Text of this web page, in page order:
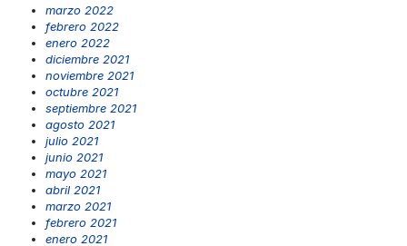
marzo 2022
febrero 2022
enero 2022
diciembre 2021
noviembre 2021
octubre 2021
septiembre 2021
agosto 2021
julio 2021
junio 2021
mayo 2021
abril 2021
marzo 2021
febrero 2021
enero 2021